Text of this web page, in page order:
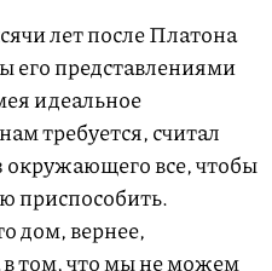
лет после Платона
его представлениями
идеальное
требуется, считал
все, чтобы
приспособить.
дом, вернее,
том, что мы не можем